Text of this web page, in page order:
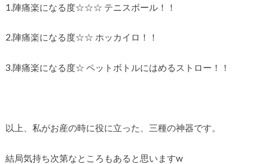
1.陣痛楽になる度☆☆☆ テニスボール！！
2.陣痛楽になる度☆☆ ホッカイロ！！
3.陣痛楽になる度☆ ペットボトルにはめるストロー！！
以上、私がお産の時に役に立った、三種の神器です。
結局気持ち次第なところもあると思いますw